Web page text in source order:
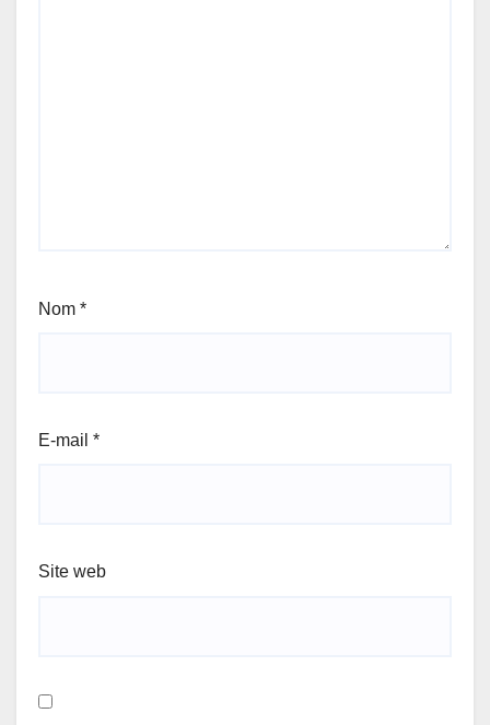
Nom *
E-mail *
Site web